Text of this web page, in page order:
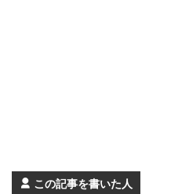
この記事を書いた人